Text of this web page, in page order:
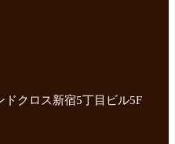
ドクロス新宿5丁目ビル5F